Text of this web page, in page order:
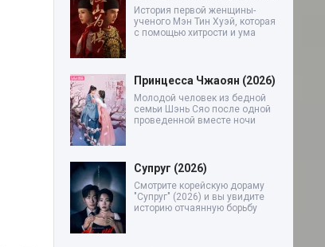
История первой женщины-
ученого Мэн Тин Хуэй, которая
с помощью хитрости и ума
Принцесса Чжаоян (2026)
Молодой человек из бедной
семьи Шэнь Сяо после одной
проведенной вместе ночи
Супруг (2026)
Смотрите корейскую дораму
"Супруг" (2026) и вы увидите
историю отчаянную борьбу